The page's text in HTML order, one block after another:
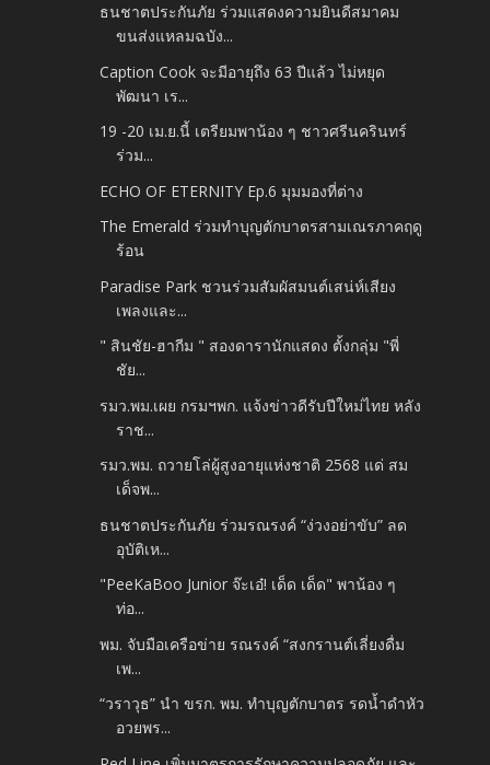
ธนชาตประกันภัย ร่วมแสดงความยินดีสมาคม
ขนส่งแหลมฉบัง...
Caption Cook จะมีอายุถึง 63 ปีแล้ว ไม่หยุด
พัฒนา เร...
19 -20 เม.ย.นี้ เตรียมพาน้อง ๆ ชาวศรีนครินทร์
ร่วม...
ECHO OF ETERNITY Ep.6 มุมมองที่ต่าง
The Emerald ร่วมทำบุญตักบาตรสามเณรภาคฤดู
ร้อน
Paradise Park ชวนร่วมสัมผัสมนต์เสน่ห์เสียง
เพลงและ...
" สินชัย-ฮากีม " สองดารานักแสดง ตั้งกลุ่ม "พี่
ชัย...
รมว.พม.เผย กรมฯพก. แจ้งข่าวดีรับปีใหม่ไทย หลัง
ราช...
รมว.พม. ถวายโล่ผู้สูงอายุแห่งชาติ 2568 แด่ สม
เด็จพ...
ธนชาตประกันภัย ร่วมรณรงค์ “ง่วงอย่าขับ” ลด
อุบัติเห...
"PeeKaBoo Junior จ๊ะเอ๋! เด็ด เด็ด" พาน้อง ๆ
ท่อ...
พม. จับมือเครือข่าย รณรงค์ “สงกรานต์เลี่ยงดื่ม
เพ...
“วราวุธ” นำ ขรก. พม. ทำบุญตักบาตร รดน้ำดำหัว
อวยพร...